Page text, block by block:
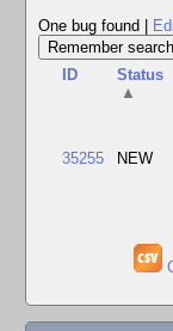
One bug found
ID
Status
▲
35255 NEW